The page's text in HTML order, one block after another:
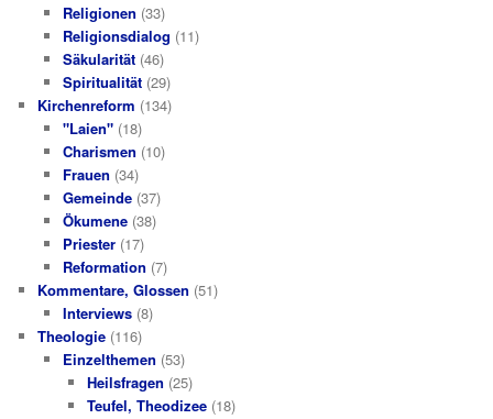
Religionen (33)
Religionsdialog (11)
Säkularität(46)
Spiritualität(29)
Kirchenreform (134)
"Laien"(18)
Charismen (10)
Frauen (34)
Gemeinde(37)
Ökumene(38)
Priester(17)
Reformation (7)
Kommentare, Glossen (51)
Interviews(8)
Theologie (116)
Einzelthemen (53)
Heilsfragen (25)
Teufel, Theodizee (18)